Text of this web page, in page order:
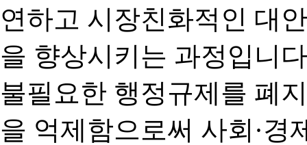
연하고 시장친화적인 대
을 향상시키는 과정입니
불필요한 행정규제를 폐
을 억제함으로써 사회·경